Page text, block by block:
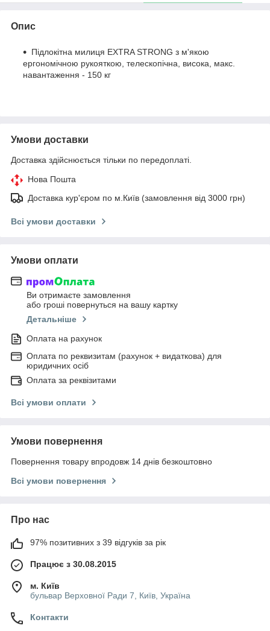
Опис
Підлокітна милиця EXTRA STRONG з м'якою
ергономічною рукояткою, телескопічна, висока, макс.
навантаження - 150 кг
Умови доставки
Доставка здійснюється тільки по передоплаті.
Нова Пошта
Доставка кур'єром по м.Київ (замовлення від 3000 грн)
Всі умови доставки
Умови оплати
Ви отримаєте замовлення
або гроші повернуться на вашу картку
Детальніше
Оплата на рахунок
Оплата по реквизитам (рахунок + видаткова) для
юридичних осіб
Оплата за реквізитами
Всі умови оплати
Умови повернення
Повернення товару впродовж 14 днів безкоштовно
Всі умови повернення
Про нас
97% позитивних з 39 відгуків за рік
Працює з 30.08.2015
м. Київ
бульвар Верховної Ради 7, Київ, Україна
Контакти